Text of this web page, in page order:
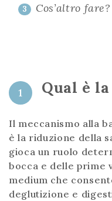
3 Cos’altro fare?
1 Qual è la
Il meccanismo alla
è la riduzione della
gioca un ruolo
bocca e delle prime
medium che
deglutizione e